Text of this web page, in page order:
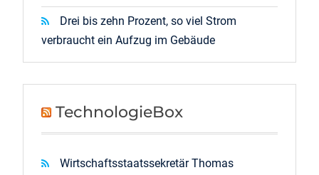
Drei bis zehn Prozent, so viel Strom
verbraucht ein Aufzug im Gebäude
TechnologieBox
Wirtschaftsstaatssekretär Thomas